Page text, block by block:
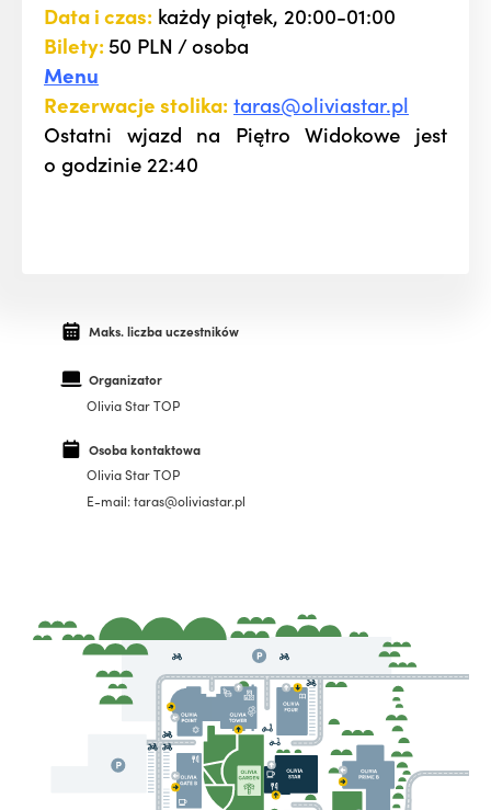
Data i czas: każdy piątek, 20:00-01:00
Bilety: 50 PLN / osoba
Menu
Rezerwacje stolika: taras@oliviastar.pl
Ostatni wjazd na Piętro Widokowe jest
o godzinie 22:40
Maks. liczba uczestników
Organizator
Olivia Star TOP
Osoba kontaktowa
Olivia Star TOP
E-mail: taras@oliviastar.pl